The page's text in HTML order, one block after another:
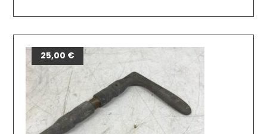
25,00 €